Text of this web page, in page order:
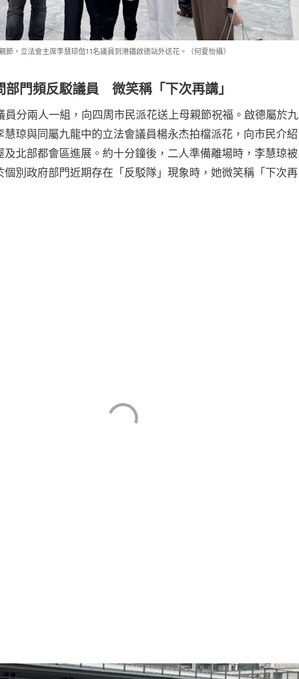
節，立法會主席李慧琼偕11名議員到港鐵啟德站外送花。（何夏怡攝）
部門頻反駁議員 微笑稱「下次再講」
員分兩人一組，向四周市民派花送上母親節祝福。啟德屬於九
慧琼與同屬九龍中的立法會議員楊永杰拍檔派花，向市民介紹
及北部都會區進展。約十分鐘後，二人準備離場時，李慧琼被
個別政府部門近期存在「反駁隊」現象時，她微笑稱「下次再